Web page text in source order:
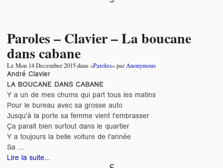
Paroles – Clavier – La boucane
dans cabane
Le Mon 14 December 2015dans «Paroles» parAnonymous
André Clavier
LA BOUCANE DANS CABANE
Y a un de mes chums qui part tous les matins
Pour le bureau avec sa grosse auto
Jusqu'à la porte sa femme vient l'embrasser
Ça parait bien surtout dans le quartier
Y a toujours la belle voiture de l'année
Sa ...
Lire la suite...